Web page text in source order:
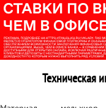
Техническая